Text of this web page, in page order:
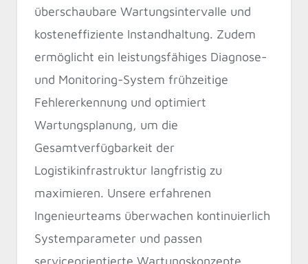
überschaubare Wartungsintervalle und
kosteneffiziente Instandhaltung. Zudem
ermöglicht ein leistungsfähiges Diagnose-
und Monitoring-System frühzeitige
Fehlererkennung und optimiert
Wartungsplanung, um die
Gesamtverfügbarkeit der
Logistikinfrastruktur langfristig zu
maximieren. Unsere erfahrenen
Ingenieurteams überwachen kontinuierlich
Systemparameter und passen
serviceorientierte Wartungskonzepte